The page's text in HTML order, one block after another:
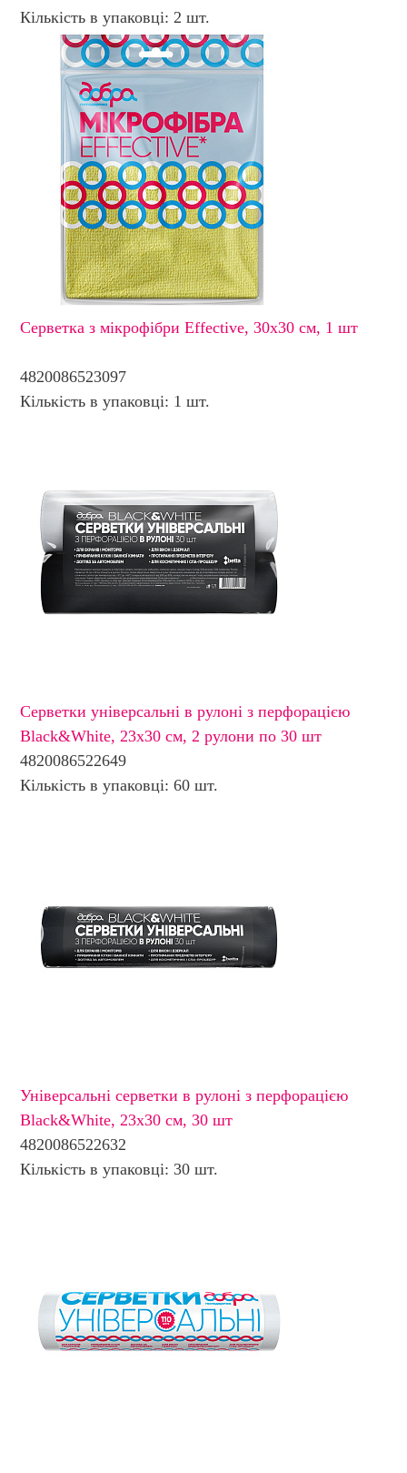
Кількість в упаковці: 2 шт.
Серветка з мікрофібри Effective, 30х30 см, 1 шт
4820086523097
Кількість в упаковці: 1 шт.
Серветки універсальні в рулоні з перфорацією
Black&White, 23х30 см, 2 рулони по 30 шт
4820086522649
Кількість в упаковці: 60 шт.
Універсальні cерветки в рулоні з перфорацією
Black&White, 23х30 см, 30 шт
4820086522632
Кількість в упаковці: 30 шт.